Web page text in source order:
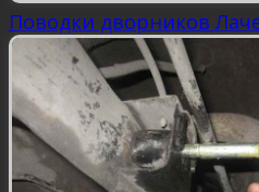
Поводки дворников